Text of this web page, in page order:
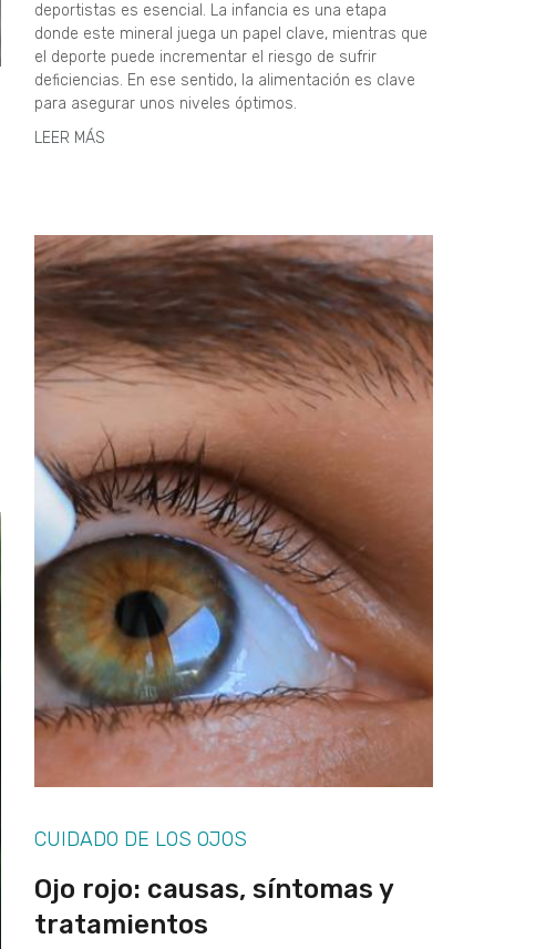
deportistas es esencial. La infancia es una etapa
donde este mineral juega un papel clave, mientras que
el deporte puede incrementar el riesgo de sufrir
deficiencias. En ese sentido, la alimentación es clave
para asegurar unos niveles óptimos.
LEER MÁS
CUIDADO DE LOS OJOS
Ojo rojo: causas, síntomas y
tratamientos